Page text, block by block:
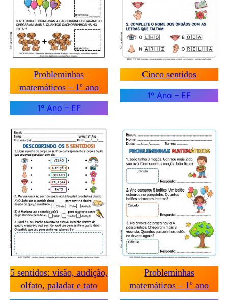
Probleminhas
matemáticos – 1º ano
1º Ano – EF
Cinco sentidos
1º Ano – EF
5 sentidos: visão, audição,
olfato, paladar e tato
Probleminhas
matemáticos – 1º ano